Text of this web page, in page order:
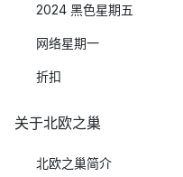
2024 黑色星期五
网络星期一
折扣
关于北欧之巢
北欧之巢简介